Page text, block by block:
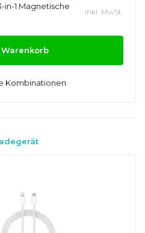
in-1 Magnetische
Inkl. MwSt.
Kombinationen